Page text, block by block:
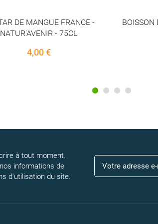
D'AMANDE (1L) BIO POUR
TOUS
4,00 €
à tout moment.
informations de
d'utilisation du site.